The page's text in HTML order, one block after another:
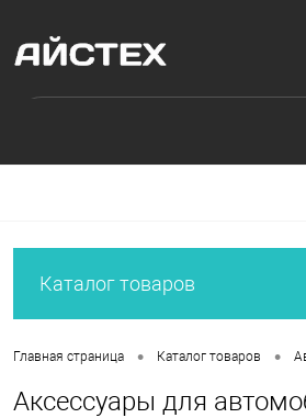
Каталог товаров
Главная страница • Каталог товаров •
Аксессуары для